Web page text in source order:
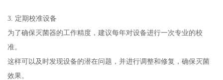
3. 定期校准设备
为了确保灭菌器的工作精度，建议每年对设备进行一次专业的校
准。
这样可以及时发现设备的潜在问题，并进行调整和修复，确保灭菌
效果。